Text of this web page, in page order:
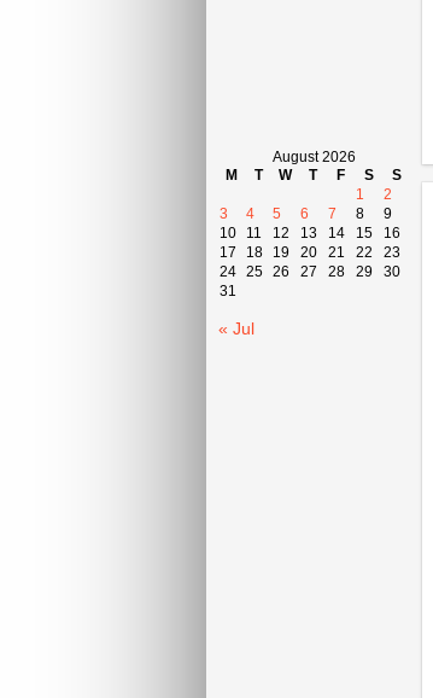
August 2026
M
T W T F S
S
1
2
3
4 5 6 7 8
9
10
11 12 13 14 15
16
17
18 19 20 21 22
23
24 25 26 27 28 29
30
31
« Jul